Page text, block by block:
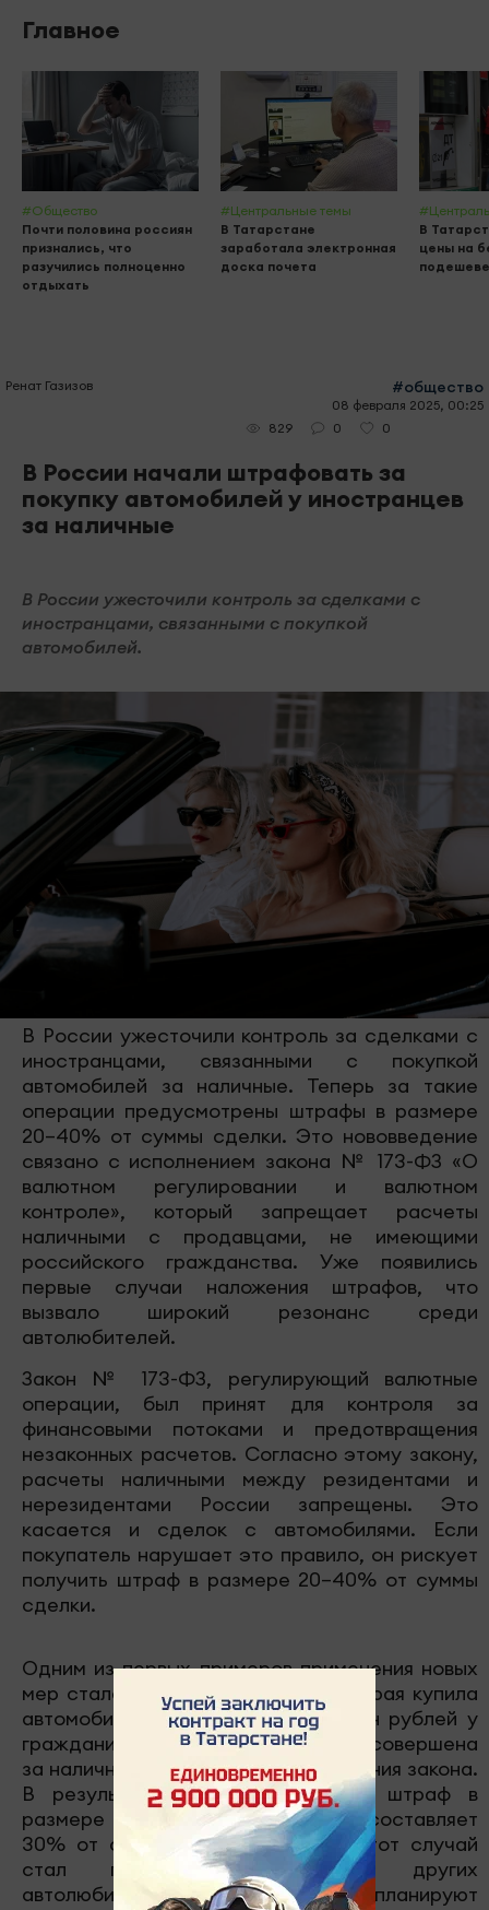
Главное
#Общество
Почти половина россиян
признались, что
разучились полноценно
отдыхать
#Центральные темы
В Татарстане
заработала электронная
доска почета
В
цены на
Ренат Газизов #общество
08 февраля 2025, 00:25
829
0 0
В России начали штрафовать за
покупку автомобилей у иностранцев
за наличные
В России ужесточили контроль за сделками с
иностранцами, связанными с покупкой
автомобилей.
В России ужесточили контроль за сделками с
иностранцами, связанными с покупкой
автомобилей за наличные. Теперь за такие
операции предусмотрены штрафы в размере
20–40% от суммы сделки. Это нововведение
связано с исполнением закона № 173-ФЗ «О
валютном регулировании и валютном
контроле», который запрещает расчеты
наличными с продавцами, не имеющими
российского гражданства. Уже появились
первые случаи наложения штрафов, что
вызвало широкий резонанс среди
автолюбителей.
Закон № 173-ФЗ, регулирующий валютные
операции, был принят для контроля за
финансовыми потоками и предотвращения
незаконных расчетов. Согласно этому закону,
расчеты наличными между резидентами и
нерезидентами России запрещены. Это
касается и сделок с автомобилями. Если
покупатель нарушает это правило, он рискует
получить штраф в размере 20–40% от суммы
сделки.
Одним из первых примеров применения новых
мер стала история москвички, которая купила
автомобиль Kia Sorento за 2,85 млн рублей у
гражданина Киргизии. Сделка была совершена
за наличные, что нарушило требования закона.
В результате женщина получила штраф в
размере 855 тысяч рублей, что составляет
30% от стоимости автомобиля. Этот случай
стал предупреждением для других
автолюбителей, которые планируют